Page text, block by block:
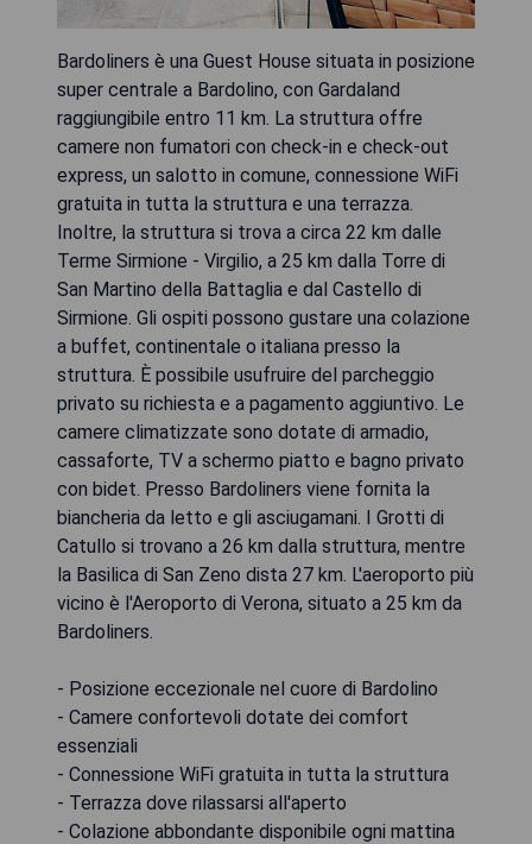
Bardoliners è una Guest House situata in posizione
super centrale a Bardolino, con Gardaland
raggiungibile entro 11 km. La struttura offre
camere non fumatori con check-in e check-out
express, un salotto in comune, connessione WiFi
gratuita in tutta la struttura e una terrazza.
Inoltre, la struttura si trova a circa 22 km dalle
Terme Sirmione - Virgilio, a 25 km dalla Torre di
San Martino della Battaglia e dal Castello di
Sirmione. Gli ospiti possono gustare una colazione
a buffet, continentale o italiana presso la
struttura. È possibile usufruire del parcheggio
privato su richiesta e a pagamento aggiuntivo. Le
camere climatizzate sono dotate di armadio,
cassaforte, TV a schermo piatto e bagno privato
con bidet. Presso Bardoliners viene fornita la
biancheria da letto e gli asciugamani. I Grotti di
Catullo si trovano a 26 km dalla struttura, mentre
la Basilica di San Zeno dista 27 km. L'aeroporto più
vicino è l'Aeroporto di Verona, situato a 25 km da
Bardoliners.
- Posizione eccezionale nel cuore di Bardolino
- Camere confortevoli dotate dei comfort
essenziali
- Connessione WiFi gratuita in tutta la struttura
- Terrazza dove rilassarsi all'aperto
- Colazione abbondante disponibile ogni mattina